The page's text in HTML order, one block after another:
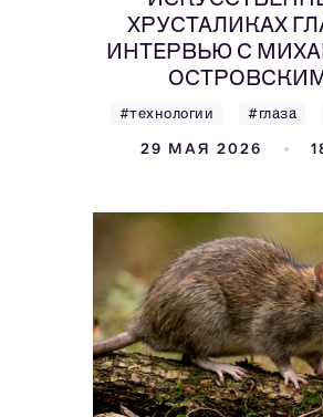
ХРУСТАЛИКАХ
ИНТЕРВЬЮ С
#технологии #глаза
29 МАЯ 2026